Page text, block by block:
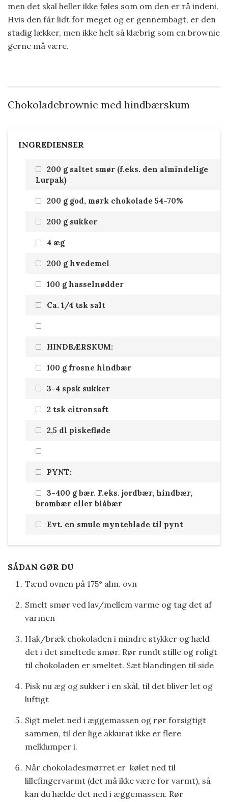
men det skal heller ikke føles som om den er rå indeni.
Hvis den får lidt for meget og er gennembagt, er den
stadig lækker, men ikke helt så klæbrig som en brownie
gerne må være.
Chokoladebrownie med hindbærskum
INGREDIENSER
200 g saltet smør (f.eks. den almindelige
Lurpak)
200 g god, mørk chokolade 54-70%
200 g sukker
4 æg
200 g hvedemel
100 g hasselnødder
Ca. 1/4 tsk salt
HINDBÆRSKUM:
100 g frosne hindbær
3-4 spsk sukker
2 tsk citronsaft
2,5 dl piskefløde
PYNT:
3-400 g bær. F.eks. jordbær, hindbær,
brombær eller blåbær
Evt. en smule mynteblade til pynt
SÅDAN GØR DU
Tænd ovnen på 175° alm. ovn
Smelt smør ved lav/mellem varme og tag det af
varmen
Hak/bræk chokoladen i mindre stykker og hæld
det i det smeltede smør. Rør rundt stille og roligt
til chokoladen er smeltet. Sæt blandingen til side
Pisk nu æg og sukker i en skål, til det bliver let og
luftigt
Sigt melet ned i æggemassen og rør forsigtigt
sammen, til der lige akkurat ikke er flere
melklumper i.
Når chokoladesmørret er kølet ned til
lillefingervarmt (det må ikke være for varmt), så
kan du hælde det ned i æggemassen. Rør